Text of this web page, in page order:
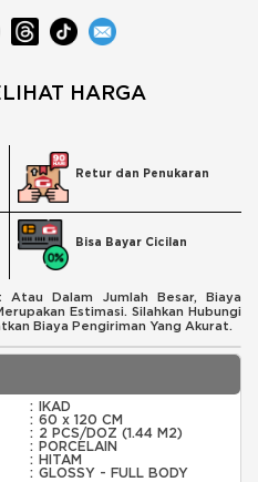
HARGA
Retur dan Penukaran
Bisa Bayar Cicilan
Dalam Jumlah Besar, Biaya
Estimasi. Silahkan Hubungi
Biaya Pengiriman Yang Akurat.
: IKAD
: 60 x 120 CM
: 2 PCS/DOZ (1.44 M2)
: PORCELAIN
: HITAM
: GLOSSY - FULL BODY